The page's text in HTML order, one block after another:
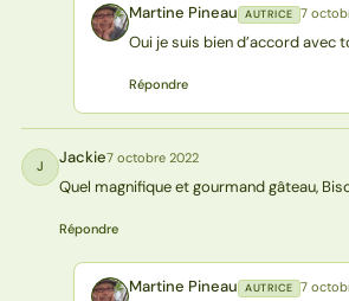
MP Martine Pineau AUTRICE 7
Oui je suis bien d’accord avec
Répondre
J Jackie7 octobre 2022
Quel magnifique et gourmand gâteau,
Répondre
MP Martine Pineau AUTRICE 7